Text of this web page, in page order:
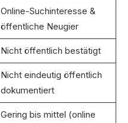
Online-Suchinteresse &
öffentliche Neugier
Nicht öffentlich bestätigt
Nicht eindeutig öffentlich
dokumentiert
Gering bis mittel (online